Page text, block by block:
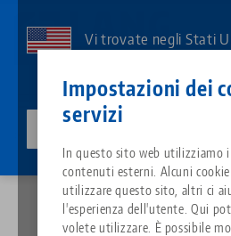
Impostazioni dei
servizi
In questo sito web utilizziamo
contenuti esterni. Alcuni cookie
utilizzare questo sito, altri ci
l'esperienza dell'utente. Qui
volete utilizzare. È possibile
contenuto
Vi trovate negli Stati
specifici del Paese.
Prodotti abbinati
Siamo spiacenti. Non abbiamo trovato
Vai alla pagina del prodotto
Breadcrumb